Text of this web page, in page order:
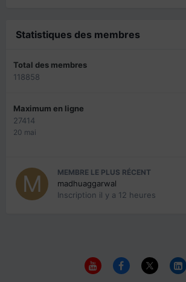
Statistiques des membres
Total des membres
118858
Maximum en ligne
27414
20 mai
MEMBRE LE PLUS RÉCENT
madhuaggarwal
Inscription il y a 12 heures